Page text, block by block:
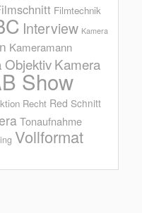
Filmtechnik
Interview Kamera
Kameramann
ObjektivKamera
Show
Recht Red Schnitt
Tonaufnahme
Vollformat